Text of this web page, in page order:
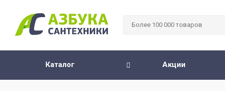
Каталог Акции